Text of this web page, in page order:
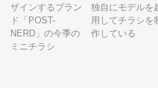
ザインするブラン
ド「POST-
NERD」の今季の
ミニチラシ
独自にモデルを
用してチラシを
作している